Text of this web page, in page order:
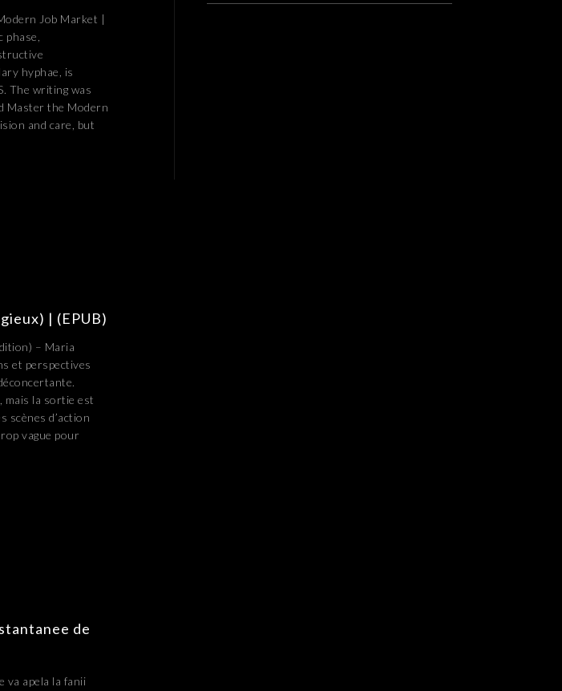
Job Market |
hyphae, is
The writing was
Master the Modern
and care, but
| (EPUB)
– Maria
et perspectives
mais la sortie est
scènes d’action
vague pour
de
va apela la fanii